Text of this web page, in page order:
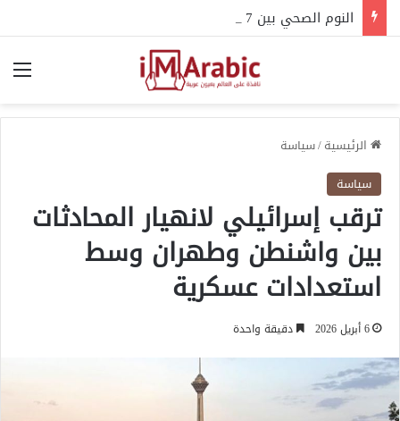
الرئيسية/سياسة
سياسة
ترقب إسرائيلي لانهيار المحادثات
بين واشنطن وطهران وسط
استعدادات عسكرية
6 أبريل 2026 دقيقة واحدة